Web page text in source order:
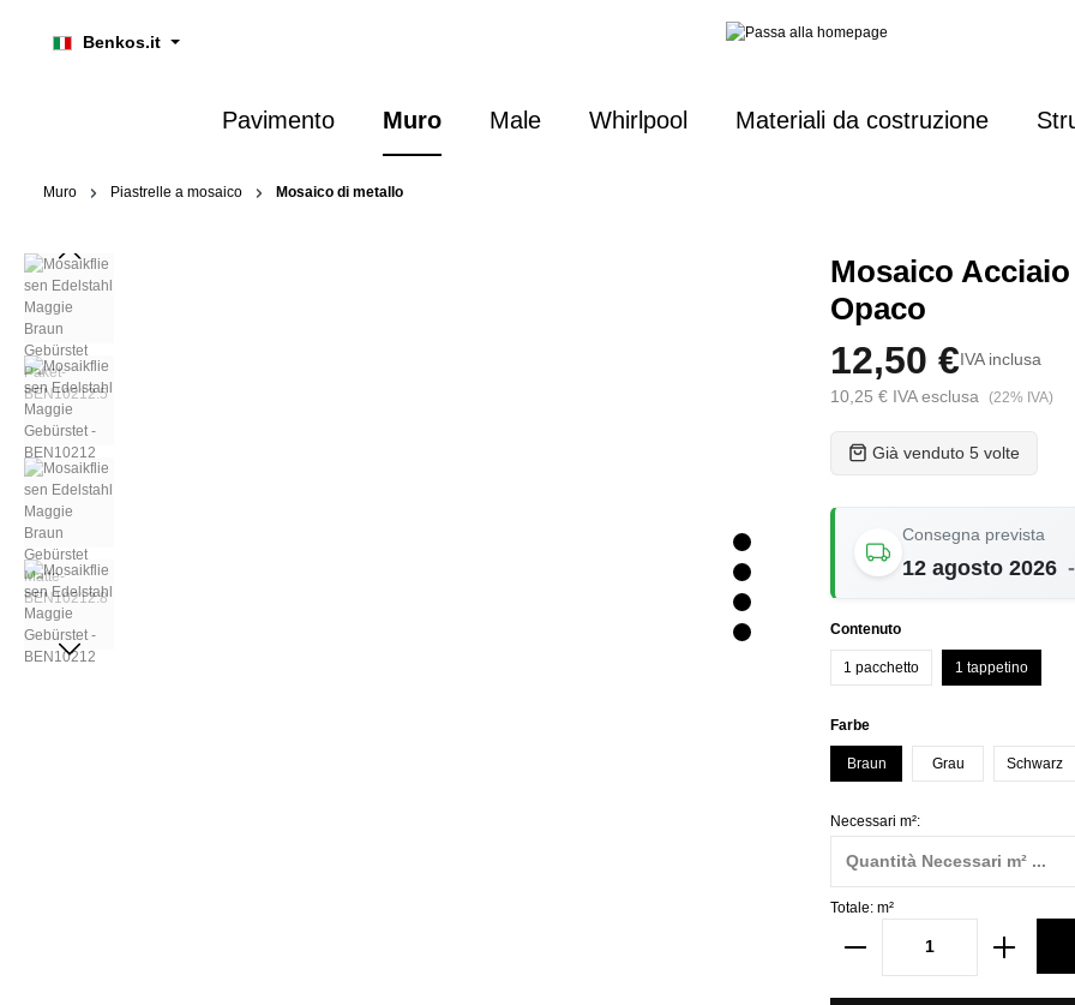
Benkos.it
Pavimento Muro Male Whirlpool Materiali da costruzione
Muro Piastrelle a mosaico Mosaico di metallo
Mosaico
Opaco
12,50 €IVA inclusa
10,25 € IVA esclusa (22% IVA)
Già venduto 5 volte
Consegna prevista
12 agosto 2026 -
Seleziona
Contenuto
1 pacchetto 1 tappetino
Seleziona
Farbe
Braun Grau Schwarz
Necessari m²:
Totale: m²